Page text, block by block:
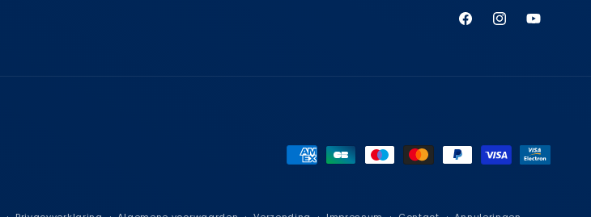
FacebookInstagramYouTube
Betaalmethoden